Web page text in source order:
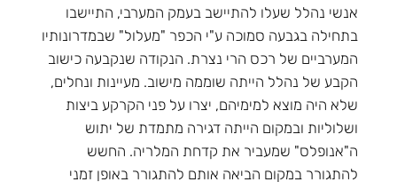
אנשי נהלל שעלו להתיישב בעמק המערבי, התיישבו
בתחילה בגבעה סמוכה ע"י הכפר "מעלול" שבמדרונותיו
המערביים של רכס הרי נצרת. הנקודה שנקבעה כישוב
הקבע של נהלל הייתה שוממה מישוב. מעיינות ונחלים,
שלא היה מוצא למימיהם, יצרו על פני הקרקע ביצות
ושלוליות ובמקום הייתה דגירה מתמדת של יתוש
ה"אנופלס" שמעביר את קדחת המלריה. החשש
להתגורר במקום הביאה אותם להתגורר באופן זמני